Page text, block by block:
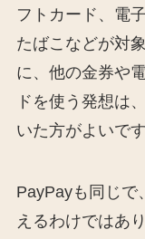
フトカード、電
たばこなどが対
に、他の金券や
ドを使う発想は
いた方がよいです
PayPayも同じで
えるわけではあ